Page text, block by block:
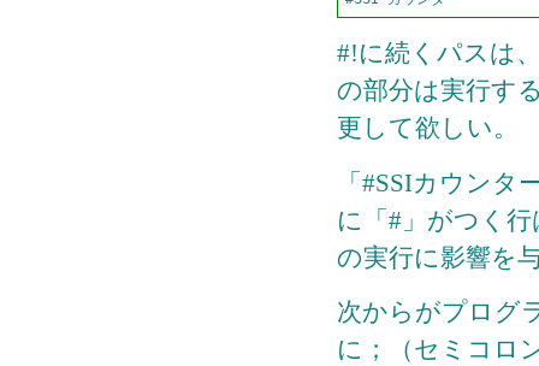
#!に続くパスは
の部分は実行す
更して欲しい。
「#SSIカウン
に「#」がつく
の実行に影響を
次からがプログ
に；（セミコロ